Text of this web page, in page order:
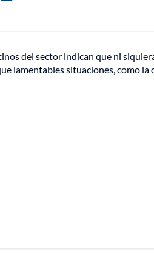
del sector indican que ni
lamentables situaciones, como